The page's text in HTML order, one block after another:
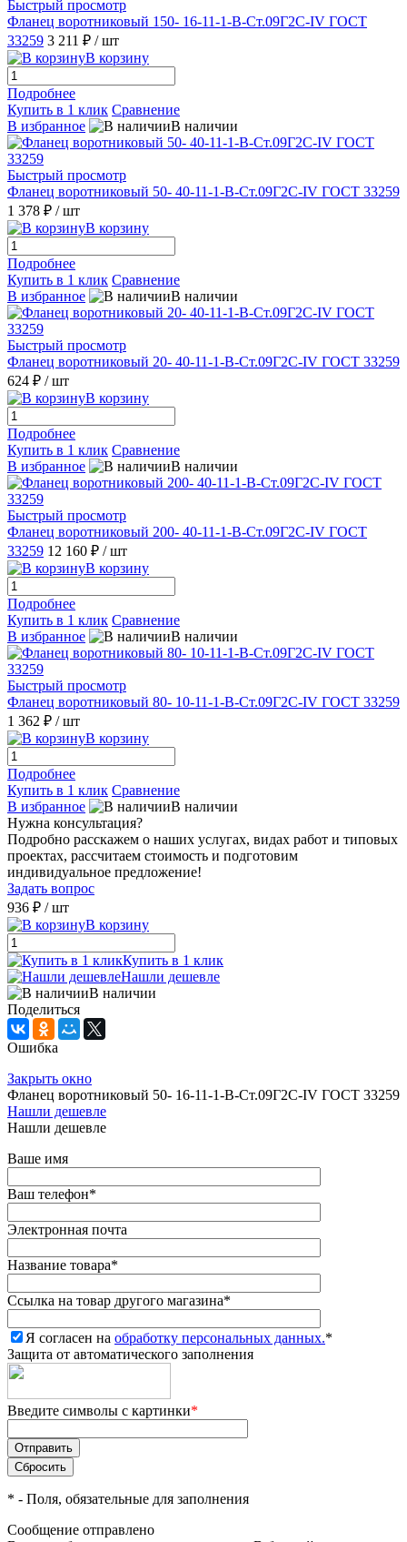
Быстрый просмотр
Фланец воротниковый 150- 16-11-1-B-Ст.09Г2С-IV ГОСТ
33259 3 211 ₽ / шт
В корзину
Подробнее
Купить в 1 клик Сравнение
В избранное
В наличии
Быстрый просмотр
Фланец воротниковый 50- 40-11-1-B-Ст.09Г2С-IV ГОСТ 33259
1 378 ₽ / шт
В корзину
Подробнее
Купить в 1 клик Сравнение
В избранное
В наличии
Быстрый просмотр
Фланец воротниковый 20- 40-11-1-B-Ст.09Г2С-IV ГОСТ 33259
624 ₽ / шт
В корзину
Подробнее
Купить в 1 клик Сравнение
В избранное
В наличии
Быстрый просмотр
Фланец воротниковый 200- 40-11-1-B-Ст.09Г2С-IV ГОСТ
33259 12 160 ₽ / шт
В корзину
Подробнее
Купить в 1 клик Сравнение
В избранное
В наличии
Быстрый просмотр
Фланец воротниковый 80- 10-11-1-B-Ст.09Г2С-IV ГОСТ 33259
1 362 ₽ / шт
В корзину
Подробнее
Купить в 1 клик Сравнение
В избранное
В наличии
Нужна консультация?
Подробно расскажем о наших услугах, видах работ и типовых
проектах, рассчитаем стоимость и подготовим
индивидуальное предложение!
Задать вопрос
936 ₽ / шт
В корзину
Купить в 1 клик
Нашли дешевле
В наличии
Поделиться
Ошибка
Закрыть окно
Фланец воротниковый 50- 16-11-1-B-Ст.09Г2С-IV ГОСТ 33259
Нашли дешевле
Нашли дешевле
Ваше имя
Ваш телефон*
Электронная почта
Название товара*
Ссылка на товар другого магазина*
Я согласен на обработку персональных данных.*
Защита от автоматического заполнения
Введите символы с картинки*
* - Поля, обязательные для заполнения
Сообщение отправлено